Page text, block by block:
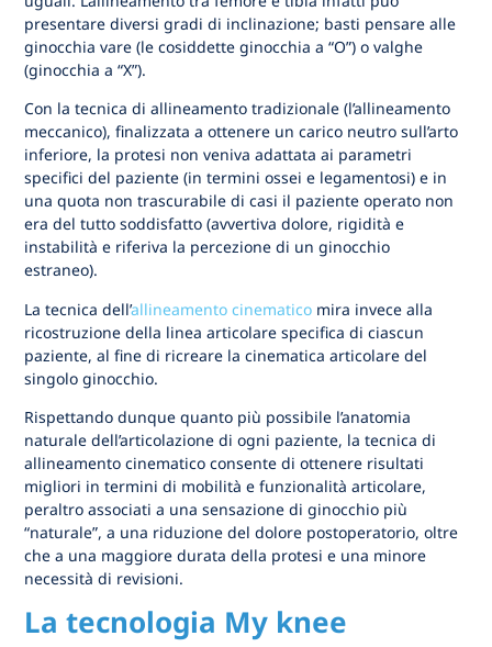
presentare diversi gradi di inclinazione; basti pensare alle
ginocchia vare (le cosiddette ginocchia a “O”) o valghe
(ginocchia a “X”).
Con la tecnica di allineamento tradizionale (l’allineamento
meccanico), finalizzata a ottenere un carico neutro sull’arto
inferiore, la protesi non veniva adattata ai parametri
specifici del paziente (in termini ossei e legamentosi) e in
una quota non trascurabile di casi il paziente operato non
era del tutto soddisfatto (avvertiva dolore, rigidità e
instabilità e riferiva la percezione di un ginocchio
estraneo).
La tecnica dell’allineamento cinematico mira invece alla
ricostruzione della linea articolare specifica di ciascun
paziente, al fine di ricreare la cinematica articolare del
singolo ginocchio.
Rispettando dunque quanto più possibile l’anatomia
naturale dell’articolazione di ogni paziente, la tecnica di
allineamento cinematico consente di ottenere risultati
migliori in termini di mobilità e funzionalità articolare,
peraltro associati a una sensazione di ginocchio più
“naturale”, a una riduzione del dolore postoperatorio, oltre
che a una maggiore durata della protesi e una minore
necessità di revisioni.
La tecnologia My knee